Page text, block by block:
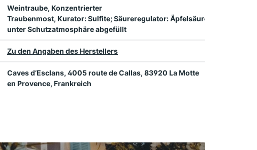
Weintraube, Konzentrierter
Traubenmost, Kurator: Sulfite; Säureregulator: Äpfelsäure,
unter Schutzatmosphäre abgefüllt
Zu den Angaben des Herstellers
Caves d’Esclans, 4005 route de Callas, 83920 La Motte
en Provence, Frankreich